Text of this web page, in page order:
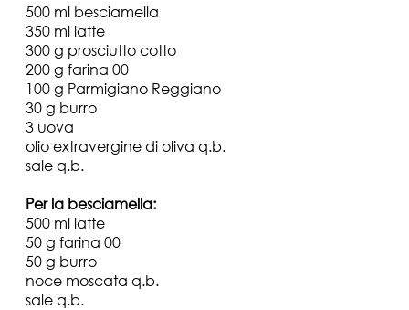
500 ml besciamella
350 ml latte
300 g prosciutto cotto
200 g farina 00
100 g Parmigiano Reggiano
30 g burro
3 uova
olio extravergine di oliva q.b.
sale q.b.
Per la besciamella:
500 ml latte
50 g farina 00
50 g burro
noce moscata q.b.
sale q.b.